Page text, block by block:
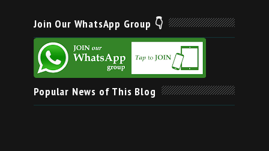
Join Our WhatsApp Group 👇
Popular News of This Blog